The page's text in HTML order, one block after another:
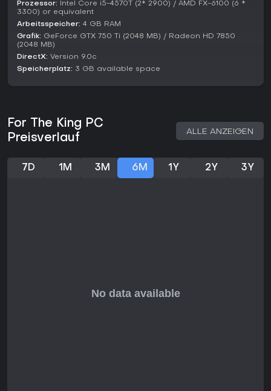
- ideal für Fans von Tiefe statt High-Production-Spektakel.
Prozessor: Intel Core i5-4570T (2* 2900) / AMD FX-6100 (6 *
3300) or equivalent
Arbeitsspeicher: 4 GB RAM
Grafik: GeForce GTX 750 Ti (2048 MB) / Radeon HD 7850
(2048 MB)
DirectX: Version 9.0c
Speicherplatz: 3 GB available space
For The King PC
Preisverlauf
ALLE ANZEIGEN
7D 1M 3M 6M 1Y 2Y 3Y